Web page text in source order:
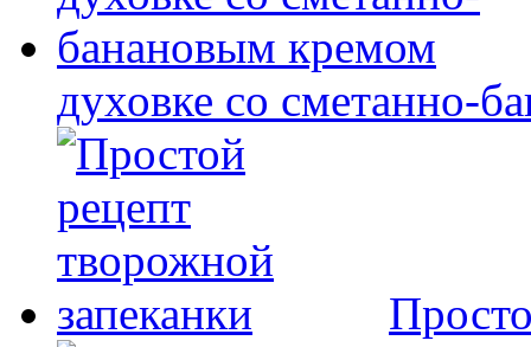
духовке со сметанно-